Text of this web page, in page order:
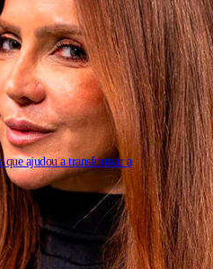
ajudou a transformar a